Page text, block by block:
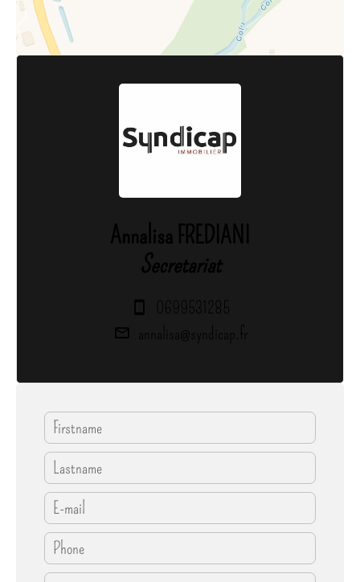
Annalisa FREDIANI
Secretariat
0699531285
annalisa@syndicap.fr